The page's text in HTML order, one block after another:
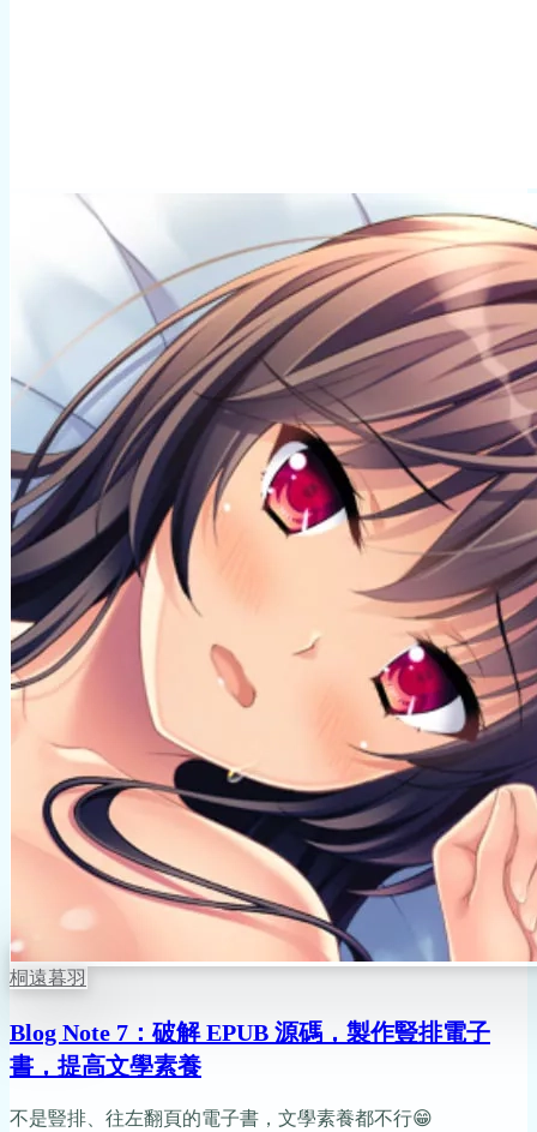
桐遠暮羽
Blog Note 7：破解 EPUB 源碼，製作豎排電子
書，提高文學素養
不是豎排、往左翻頁的電子書，文學素養都不行😁